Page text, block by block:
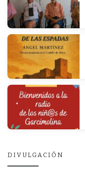
DIVULGACIÓN